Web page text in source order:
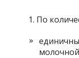
По